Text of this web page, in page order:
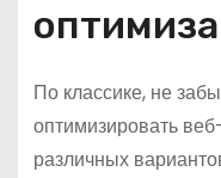
По классике, не
оптимизировать
различных